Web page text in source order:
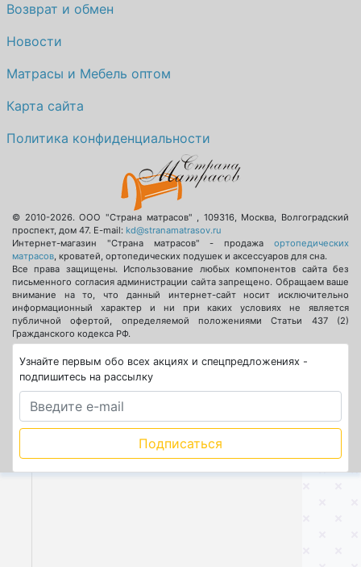
Возврат и обмен
Новости
Матрасы и Мебель оптом
Карта сайта
Политика конфиденциальности
© 2010-2026.ООО "Страна матрасов" , 109316, Москва, Волгоградский
проспект, дом 47. E-mail: kd@stranamatrasov.ru
Интернет-магазин "Страна матрасов" - продажа ортопедических
матрасов, кроватей, ортопедических подушек и аксессуаров для сна.
Все права защищены. Использование любых компонентов сайта без
письменного согласия администрации сайта запрещено. Обращаем ваше
внимание на то, что данный интернет-сайт носит исключительно
информационный характер и ни при каких условиях не является
публичной офертой, определяемой положениями Статьи 437 (2)
Гражданского кодекса РФ.
Узнайте первым обо всех акциях и спецпредложениях -
подпишитесь на рассылку